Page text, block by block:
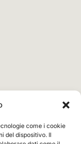
come i cookie
del dispositivo. Il